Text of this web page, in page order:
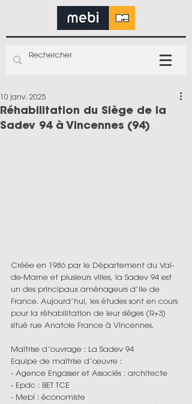
Réhabilitation du Siège de la
Sadev 94 à Vincennes (94)
10 janv. 2025
Créée en 1986 par le Département du Val-
de-Marne et plusieurs villes, la Sadev 94 est
un des principaux aménageurs d’Ile de
France. Aujourd’hui, les études sont en cours
pour la réhabilitation de leur sièges (R+3)
situé rue Anatole France à Vincennes.
Maîtrise d’ouvrage : La Sadev 94
Equipe de maîtrise d’œuvre :
- Agence Engasser et Associés : architecte
- Epdc : BET TCE
- Mebi : économiste